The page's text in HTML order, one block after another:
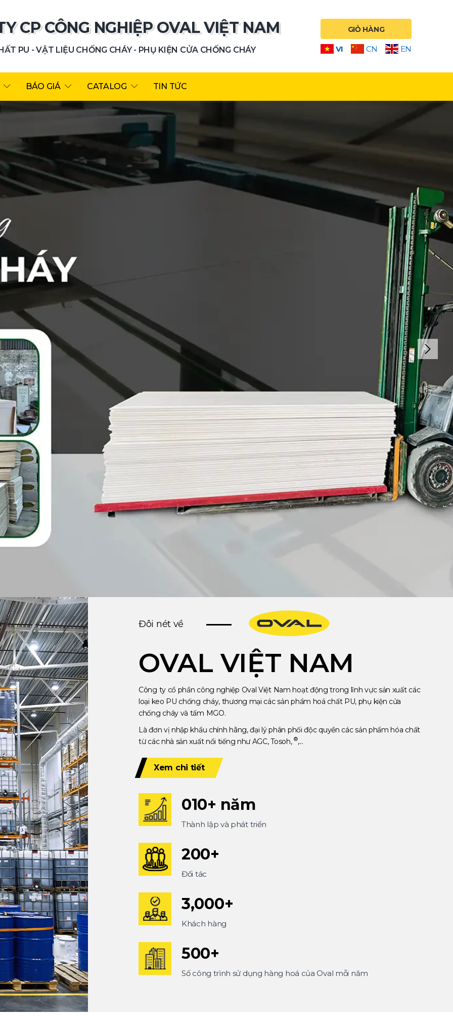
CP CÔNG NGHIỆP OVAL VIỆT NAM
PU - VẬT LIỆU CHỐNG CHÁY - PHỤ KIỆN CỬA CHỐNG CHÁY
GIỎ HÀNG
VI CN EN
BÁO GIÁ CATALOG TIN TỨC
Đôi nét về
OVAL VIỆT NAM
Công ty cổ phần công nghiệp Oval Việt Nam hoạt động trong lĩnh vực sản xuất các
loại keo PU chống cháy, thương mại các sản phẩm hoá chất PU, phụ kiện cửa
chống cháy và tấm MGO.
Là đơn vị nhập khẩu chính hãng, đại lý phân phối độc quyền các sản phẩm hóa chất
từ các nhà sản xuất nổi tiếng như AGC, Tosoh,®,...
Xem chi tiết
010+ năm
Thành lập và phát triển
200+
Đối tác
3,000+
Khách hàng
500+
Số công trình sử dụng hàng hoá của Oval mỗi năm